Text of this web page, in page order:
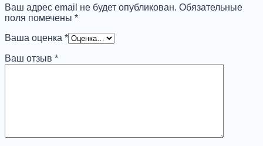
Ваш адрес email не будет опубликован. Обязательные
поля помечены *
Ваша оценка *
Ваш отзыв *